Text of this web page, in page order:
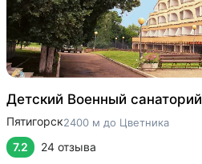
Детский Военный санаторий
Пятигорск2400 м до Цветника
7.2 24 отзыва